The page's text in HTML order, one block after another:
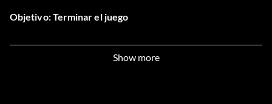
Objetivo: Terminar el juego
Guerrero de la arena (Oro)Show more